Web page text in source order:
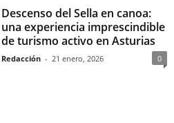
Descenso del Sella en canoa:
una experiencia imprescindible
de turismo activo en Asturias
Redacción - 21 enero, 2026 0